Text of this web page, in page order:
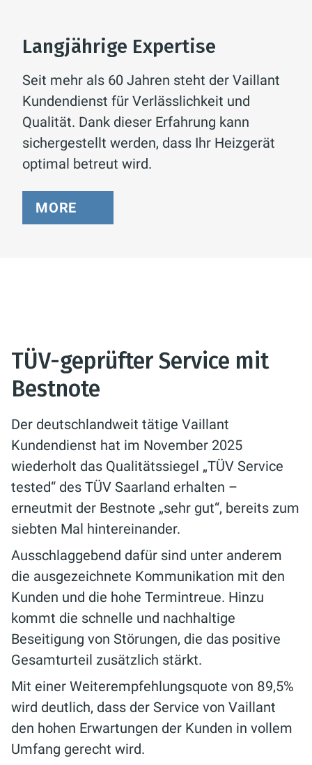
Langjährige Expertise
Seit mehr als 60 Jahren steht der Vaillant
Kundendienst für Verlässlichkeit und
Qualität. Dank dieser Erfahrung kann
sichergestellt werden, dass Ihr Heizgerät
optimal betreut wird.
MORE
TÜV-geprüfter Service mit
Bestnote
Der deutschlandweit tätige Vaillant
Kundendienst hat im November 2025
wiederholt das Qualitätssiegel „TÜV Service
tested“ des TÜV Saarland erhalten –
erneutmit der Bestnote „sehr gut“, bereits zum
siebten Mal hintereinander.
Ausschlaggebend dafür sind unter anderem
die ausgezeichnete Kommunikation mit den
Kunden und die hohe Termintreue. Hinzu
kommt die schnelle und nachhaltige
Beseitigung von Störungen, die das positive
Gesamturteil zusätzlich stärkt.
Mit einer Weiterempfehlungsquote von 89,5%
wird deutlich, dass der Service von Vaillant
den hohen Erwartungen der Kunden in vollem
Umfang gerecht wird.